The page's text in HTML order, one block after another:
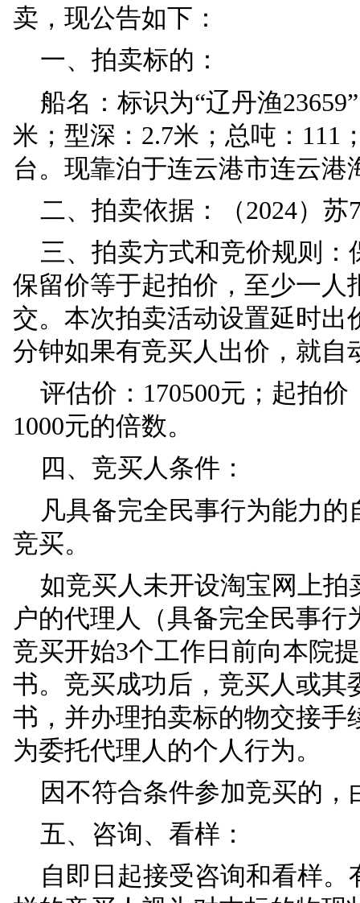
本院 定于2024年8月5
宝网司法拍卖网络平台
事法院）对刑事案件涉
卖，现公告如下：
一、拍卖标的：
船名：标识为“辽丹
米；型深：2.7米；总吨
台。现靠泊于连云港市
二、拍卖依据：（
三、拍卖方式和竞价
保留价等于起拍价，
交。本次拍卖活动设置
分钟如果有竞买人出价
评估价：170500元；
1000元的倍数。
四、竞买人条件：
凡具备完全民事行为
竞买。
如竞买人未开设淘宝